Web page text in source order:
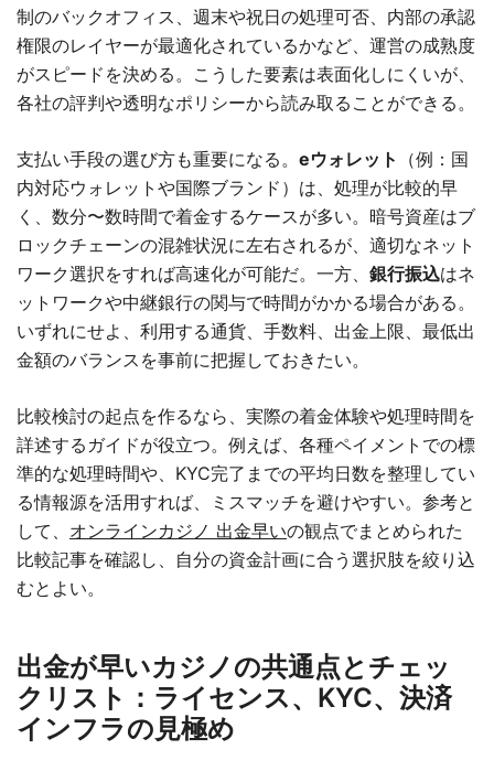
制のバックオフィス、週末や祝日の処理可否、内部の承認
権限のレイヤーが最適化されているかなど、運営の成熟度
がスピードを決める。こうした要素は表面化しにくいが、
各社の評判や透明なポリシーから読み取ることができる。
支払い手段の選び方も重要になる。 eウォレット
（例：国
内対応ウォレットや国際ブランド）は、処理が比較的早
く、数分〜数時間で着金するケースが多い。暗号資産はブ
ロックチェーンの混雑状況に左右されるが、適切なネット
ワーク選択をすれば高速化が可能だ。一方、 銀行振込はネ
ットワークや中継銀行の関与で時間がかかる場合がある。
いずれにせよ、利用する通貨、手数料、出金上限、最低出
金額のバランスを事前に把握しておきたい。
比較検討の起点を作るなら、実際の着金体験や処理時間を
詳述するガイドが役立つ。例えば、各種ペイメントでの標
準的な処理時間や、KYC完了までの平均日数を整理してい
る情報源を活用すれば、ミスマッチを避けやすい。参考と
して、 オンラインカジノ 出金早いの観点でまとめられた
比較記事を確認し、自分の資金計画に合う選択肢を絞り込
むとよい。
出金が早いカジノの共通点とチェッ
クリスト：ライセンス、KYC、決済
インフラの見極め